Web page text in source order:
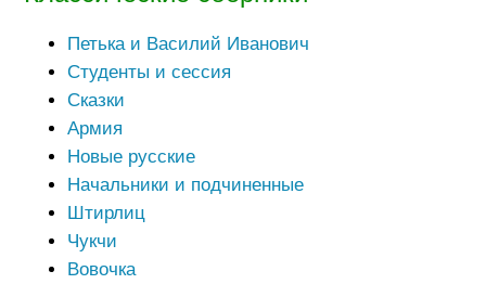
Петька и Василий Иванович
Студенты и сессия
Сказки
Армия
Новые русские
Начальники и подчиненные
Штирлиц
Чукчи
Вовочка